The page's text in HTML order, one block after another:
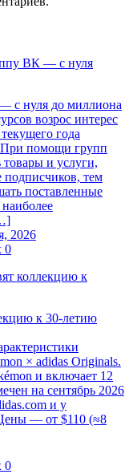
с нуля до миллиона
возрос интерес
года
При помощи групп
и услуги,
подписчиков, тем
поставленные
2026
0
к 30-летию
× adidas Originals.
и включает 12
на сентябрь 2026
и у
— от $110 (≈8
0